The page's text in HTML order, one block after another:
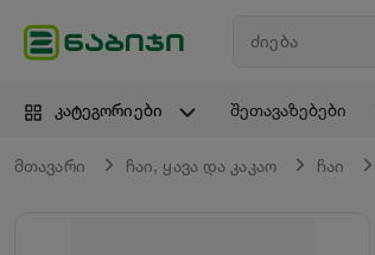
კატეგორიები შეთავაზებები
მთავარი ჩაი, ყავა და კაკაო ჩაი